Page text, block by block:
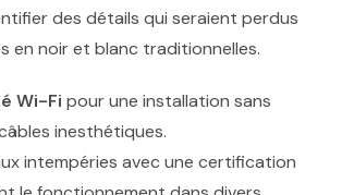
des détails qui seraient perdus
en noir et blanc traditionnelles.
Wi-Fi pour une installation sans
inesthétiques.
intempéries avec une certification